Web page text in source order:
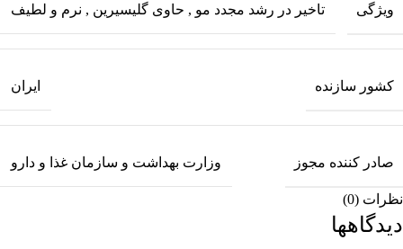
ویژگی تاخیر در رشد مجدد مو , حاوی گلیسیرین , نرم و لطیف
کشور سازنده ایران
صادر کننده مجوز وزارت بهداشت و سازمان غذا و دارو
نظرات (0)
دیدگاهها